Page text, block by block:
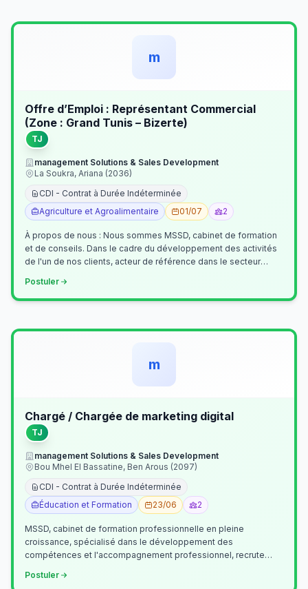
m
Offre d’Emploi : Représentant Commercial
(Zone : Grand Tunis – Bizerte)
TJ
management Solutions & Sales Development
La Soukra, Ariana (2036)
CDI - Contrat à Durée Indéterminée
Agriculture et Agroalimentaire
01/07 2
À propos de nous : Nous sommes MSSD, cabinet de formation
et de conseils. Dans le cadre du développement des activités
de l'un de nos clients, acteur de référence dans le secteur
Postuler
m
Chargé / Chargée de marketing digital
TJ
management Solutions & Sales Development
Bou Mhel El Bassatine, Ben Arous (2097)
CDI - Contrat à Durée Indéterminée
Éducation et Formation
23/06 2
MSSD, cabinet de formation professionnelle en pleine
croissance, spécialisé dans le développement des
compétences et l'accompagnement professionnel, recrute
Postuler